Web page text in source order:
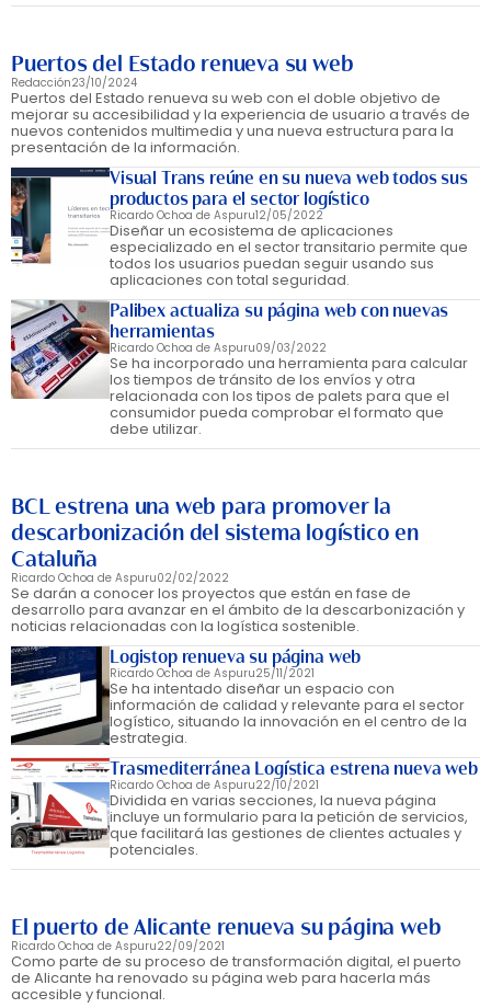
Puertos del Estado renueva su web
Redacción23/10/2024
Puertos del Estado renueva su web con el doble objetivo de
mejorar su accesibilidad y la experiencia de usuario a través de
nuevos contenidos multimedia y una nueva estructura para la
presentación de la información.
Visual Trans reúne en su nueva web todos sus
productos para el sector logístico
Ricardo Ochoa de Aspuru12/05/2022
Diseñar un ecosistema de aplicaciones
especializado en el sector transitario permite que
todos los usuarios puedan seguir usando sus
aplicaciones con total seguridad.
Palibex actualiza su página web con nuevas
herramientas
Ricardo Ochoa de Aspuru09/03/2022
Se ha incorporado una herramienta para calcular
los tiempos de tránsito de los envíos y otra
relacionada con los tipos de palets para que el
consumidor pueda comprobar el formato que
debe utilizar.
BCL estrena una web para promover la
descarbonización del sistema logístico en
Cataluña
Ricardo Ochoa de Aspuru02/02/2022
Se darán a conocer los proyectos que están en fase de
desarrollo para avanzar en el ámbito de la descarbonización y
noticias relacionadas con la logística sostenible.
Logistop renueva su página web
Ricardo Ochoa de Aspuru25/11/2021
Se ha intentado diseñar un espacio con
información de calidad y relevante para el sector
logístico, situando la innovación en el centro de la
estrategia.
Trasmediterránea Logística estrena nueva web
Ricardo Ochoa de Aspuru22/10/2021
Dividida en varias secciones, la nueva página
incluye un formulario para la petición de servicios,
que facilitará las gestiones de clientes actuales y
potenciales.
El puerto de Alicante renueva su página web
Ricardo Ochoa de Aspuru22/09/2021
Como parte de su proceso de transformación digital, el puerto
de Alicante ha renovado su página web para hacerla más
accesible y funcional.